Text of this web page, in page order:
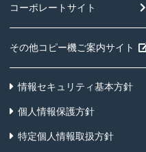
コーポレートサイト
その他コピー機ご案内サイト
情報セキュリティ基本方針
個人情報保護方針
特定個人情報取扱方針